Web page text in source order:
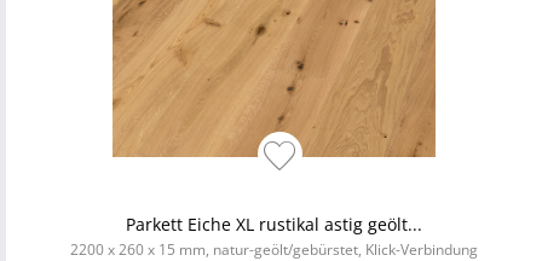
Parkett Eiche XL rustikal astig geölt...
2200 x 260 x 15 mm, natur-geölt/gebürstet, Klick-Verbindung